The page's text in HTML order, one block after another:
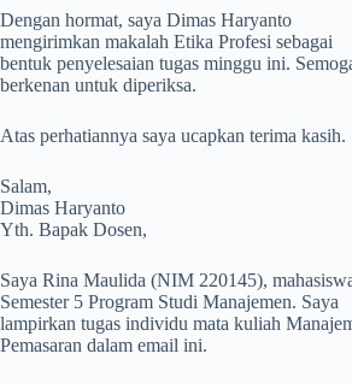
Dengan hormat, saya Dimas Haryanto
mengirimkan makalah Etika Profesi sebagai
bentuk penyelesaian tugas minggu ini.
berkenan untuk diperiksa.
Atas perhatiannya saya ucapkan terima kasih.
Salam,
Dimas Haryanto
Yth. Bapak Dosen,
Saya Rina Maulida (NIM 220145),
Semester 5 Program Studi Manajemen. Saya
lampirkan tugas individu mata kuliah
Pemasaran dalam email ini.